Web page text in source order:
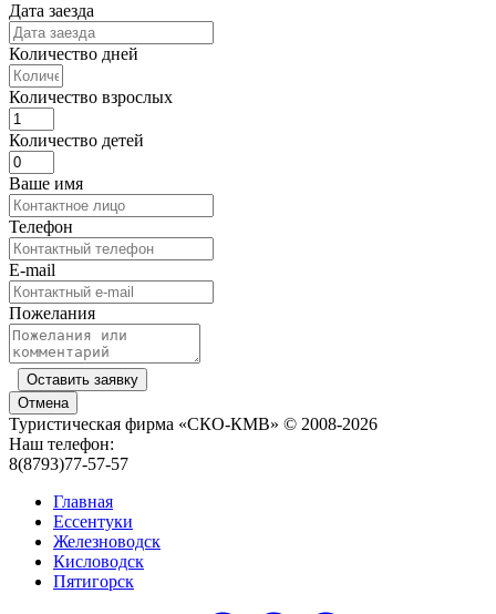
Дата заезда
Количество дней
Количество взрослых
Количество детей
Ваше имя
Телефон
E-mail
Пожелания
Оставить заявку
Отмена
Туристическая фирма «СКО-КМВ» © 2008-2026
Наш телефон:
8(8793)77-57-57
Главная
Ессентуки
Железноводск
Кисловодск
Пятигорск